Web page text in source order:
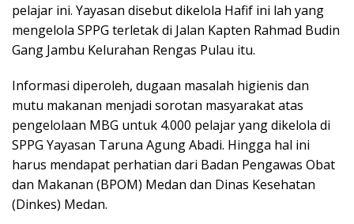
pelajar ini. Yayasan disebut dikelola Hafif ini lah yang
mengelola SPPG terletak di Jalan Kapten Rahmad Budin
Gang Jambu Kelurahan Rengas Pulau itu.
Informasi diperoleh, dugaan masalah higienis dan
mutu makanan menjadi sorotan masyarakat atas
pengelolaan MBG untuk 4.000 pelajar yang dikelola di
SPPG Yayasan Taruna Agung Abadi. Hingga hal ini
harus mendapat perhatian dari Badan Pengawas Obat
dan Makanan (BPOM) Medan dan Dinas Kesehatan
(Dinkes) Medan.